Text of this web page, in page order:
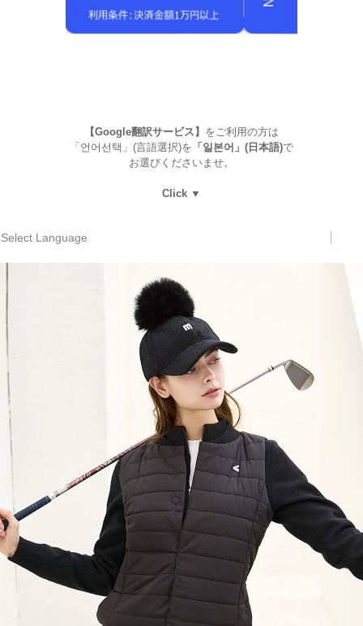
【Google翻訳サービス】 をご利用の方は
「언어선택」(言語選択)を 「일본어」(日本語)で
お選びくださいませ。
Click ▼
Select Language